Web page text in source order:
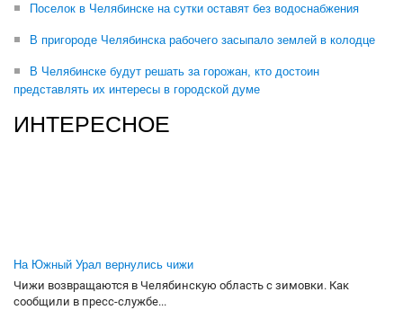
Поселок в Челябинске на сутки оставят без водоснабжения
В пригороде Челябинска рабочего засыпало землей в колодце
В Челябинске будут решать за горожан, кто достоин
представлять их интересы в городской думе
ИНТЕРЕСНОЕ
На Южный Урал вернулись чижи
Чижи возвращаются в Челябинскую область с зимовки. Как
сообщили в пресс-службе...